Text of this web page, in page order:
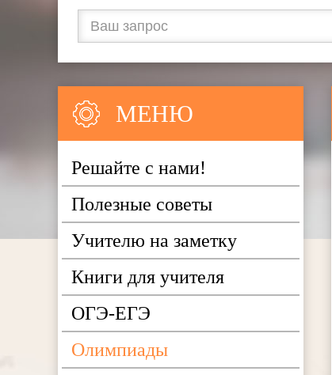
МЕНЮ
Решайте с нами!
Полезные советы
Учителю на заметку
Книги для учителя
ОГЭ-ЕГЭ
Олимпиады